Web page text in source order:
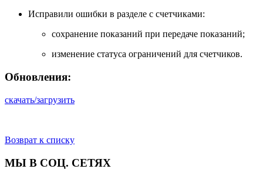
Исправили ошибки в разделе с счетчиками:
сохранение показаний при передаче показаний;
изменение статуса ограничений для счетчиков.
Обновления:
скачать/загрузить
Возврат к списку
МЫ В СОЦ. СЕТЯХ